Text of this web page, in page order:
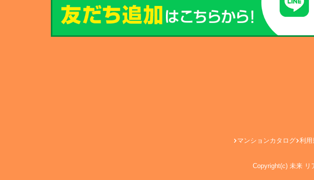
マンションカタログ 利用
Copyright(c) 未来 リ